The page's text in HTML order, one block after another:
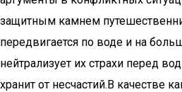
защитным камнем
передвигается по воде и на
нейтрализует их страхи перед
хранит от несчастий.В качестве